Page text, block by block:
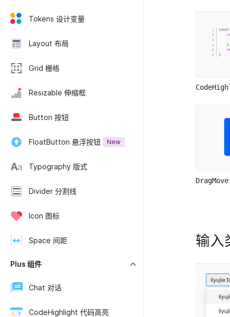
Tokens 设计变量
Layout 布局
Grid 栅格
Resizable 伸缩框
Button 按钮
FloatButton 悬浮按钮 New
Typography 版式
Divider 分割线
Icon 图标
Space 间距
Plus 组件
Chat 对话
CodeHighlight 代码高亮
输入